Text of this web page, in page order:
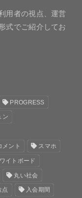
用者の視点、運営
式でご紹介してお
PROGRESS
ン
メント スマホ
イトボード
丸い社会
点 入会期間